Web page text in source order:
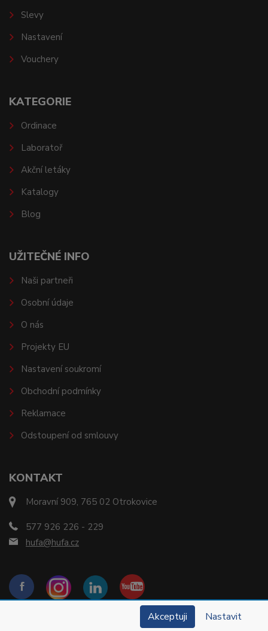
KONTAKT
Moravní 909, 765 02 Otrokovice
577 926 226 - 229
hufa@hufa.cz
Slevy
Nastavení
Vouchery
KATEGORIE
Ordinace
Laboratoř
Akční letáky
Katalogy
Blog
UŽITEČNÉ INFO
Naši partneři
Osobní údaje
O nás
Projekty EU
Nastavení soukromí
Obchodní podmínky
Reklamace
Odstoupení od smlouvy
Akceptuji Nastavit